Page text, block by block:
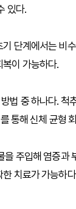
있다.
단계에서는 비
이 가능하다.
법 중 하나다. 척
통해 신체 균형
주입해 염증과
치료가 가능하